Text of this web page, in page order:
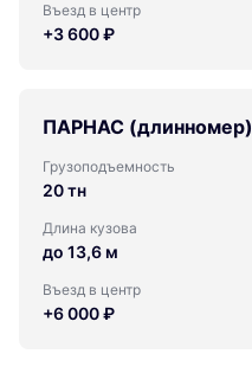
Въезд в центр
+3 600 ₽
ПАРНАС (длинномер)
Грузоподъемность
20 тн
Длина кузова
до 13,6 м
Въезд в центр
+6 000 ₽